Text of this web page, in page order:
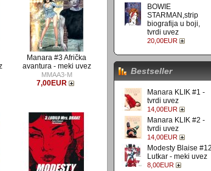
BOWIE
STARMAN,strip
biografija u boji,
tvrdi uvez
20,00EUR
Bestseller
Manara KLIK #1 -
tvrdi uvez
14,00EUR
Manara KLIK #2 -
tvrdi uvez
14,00EUR
Modesty Blaise #12
Lutkar - meki uvez
8,00EUR
Manara #3 Afrička
avantura - meki uvez
MMAA3-M
7,00EUR